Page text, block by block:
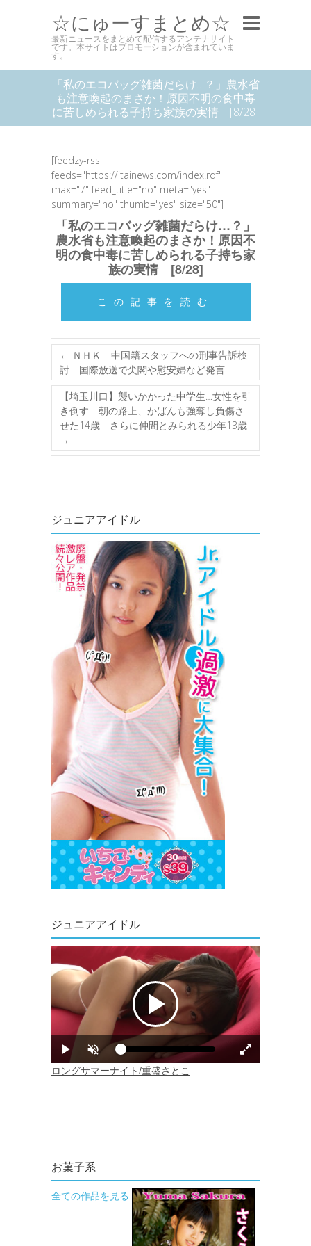
☆にゅーすまとめ☆
最新ニュースをまとめて配信するアンテナサイト
です。本サイトはプロモーションが含まれていま
す。
「私のエコバッグ雑菌だらけ…？」農水省
も注意喚起のまさか！原因不明の食中毒
に苦しめられる子持ち家族の実情 [8/28]
[feedzy-rss
feeds="https://itainews.com/index.rdf"
max="7" feed_title="no" meta="yes"
summary="no" thumb="yes" size="50"]
「私のエコバッグ雑菌だらけ…？」
農水省も注意喚起のまさか！原因不
明の食中毒に苦しめられる子持ち家
族の実情 [8/28]
この記事を読む
← ＮＨＫ 中国籍スタッフへの刑事告訴検
討 国際放送で尖閣や慰安婦など発言
【埼玉川口】襲いかかった中学生…女性を引
き倒す 朝の路上、かばんも強奪し負傷さ
せた14歳 さらに仲間とみられる少年13歳
→
ジュニアアイドル
ジュニアアイドル
お菓子系
全ての作品を見る